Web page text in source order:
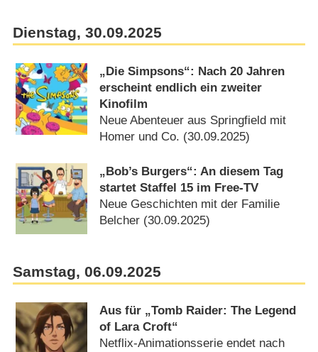
Dienstag, 30.09.2025
„Die Simpsons“: Nach 20 Jahren
erscheint endlich ein zweiter
Kinofilm
Neue Abenteuer aus Springfield mit
Homer und Co. (30.09.2025)
„Bob’s Burgers“: An diesem Tag
startet Staffel 15 im Free-TV
Neue Geschichten mit der Familie
Belcher (30.09.2025)
Samstag, 06.09.2025
Aus für „Tomb Raider: The Legend
of Lara Croft“
Netflix-Animationsserie endet nach